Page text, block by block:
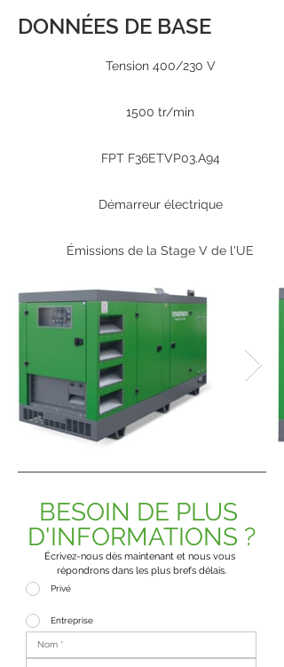
DONNÉES DE BASE
Tension 400/230 V
1500 tr/min
FPT F36ETVP03.A94
Démarreur électrique
Émissions de la Stage V de l'UE
BESOIN DE PLUS
D'INFORMATIONS ?
Écrivez-nous dès maintenant et nous vous
répondrons dans les plus brefs délais.
Privé
Entreprise